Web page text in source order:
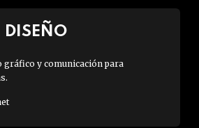
DISEÑO
gráfico y comunicación para